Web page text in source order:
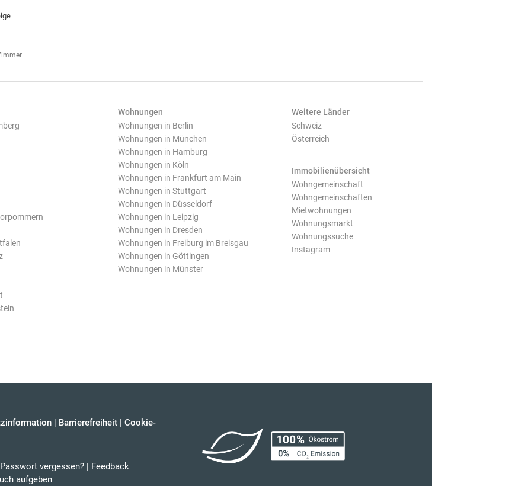
Wohnungen
Wohnungen in Berlin
Wohnungen in München
Wohnungen in Hamburg
Wohnungen in Köln
Wohnungen in Frankfurt am Main
Wohnungen in Stuttgart
Wohnungen in Düsseldorf
Wohnungen in Leipzig
Wohnungen in Dresden
Wohnungen in Freiburg im Breisgau
Wohnungen in Göttingen
Wohnungen in Münster
Weitere Länder
Schweiz
Österreich
Immobilienübersicht
Wohngemeinschaft
Wohngemeinschaften
Mietwohnungen
Wohnungsmarkt
Wohnungssuche
Instagram
| Barrierefreiheit | Cookie-
Passwort vergessen? | Feedback
aufgeben